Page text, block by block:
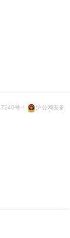
号-1
沪公网安备